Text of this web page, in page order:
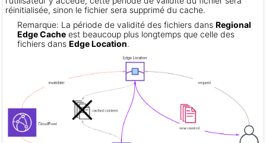
réinitialisée, sinon le fichier sera supprimé du cache.
Remarque: La période de validité des fichiers dans Regional
Edge Cache est beaucoup plus longtemps que celle des
fichiers dans Edge Location.